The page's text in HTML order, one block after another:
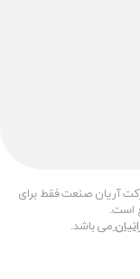
آریان صنعت فقط برای
است.
می باشد.